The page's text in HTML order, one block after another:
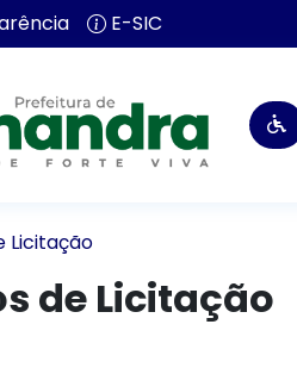
E-SIC
Licitação
de Licitação